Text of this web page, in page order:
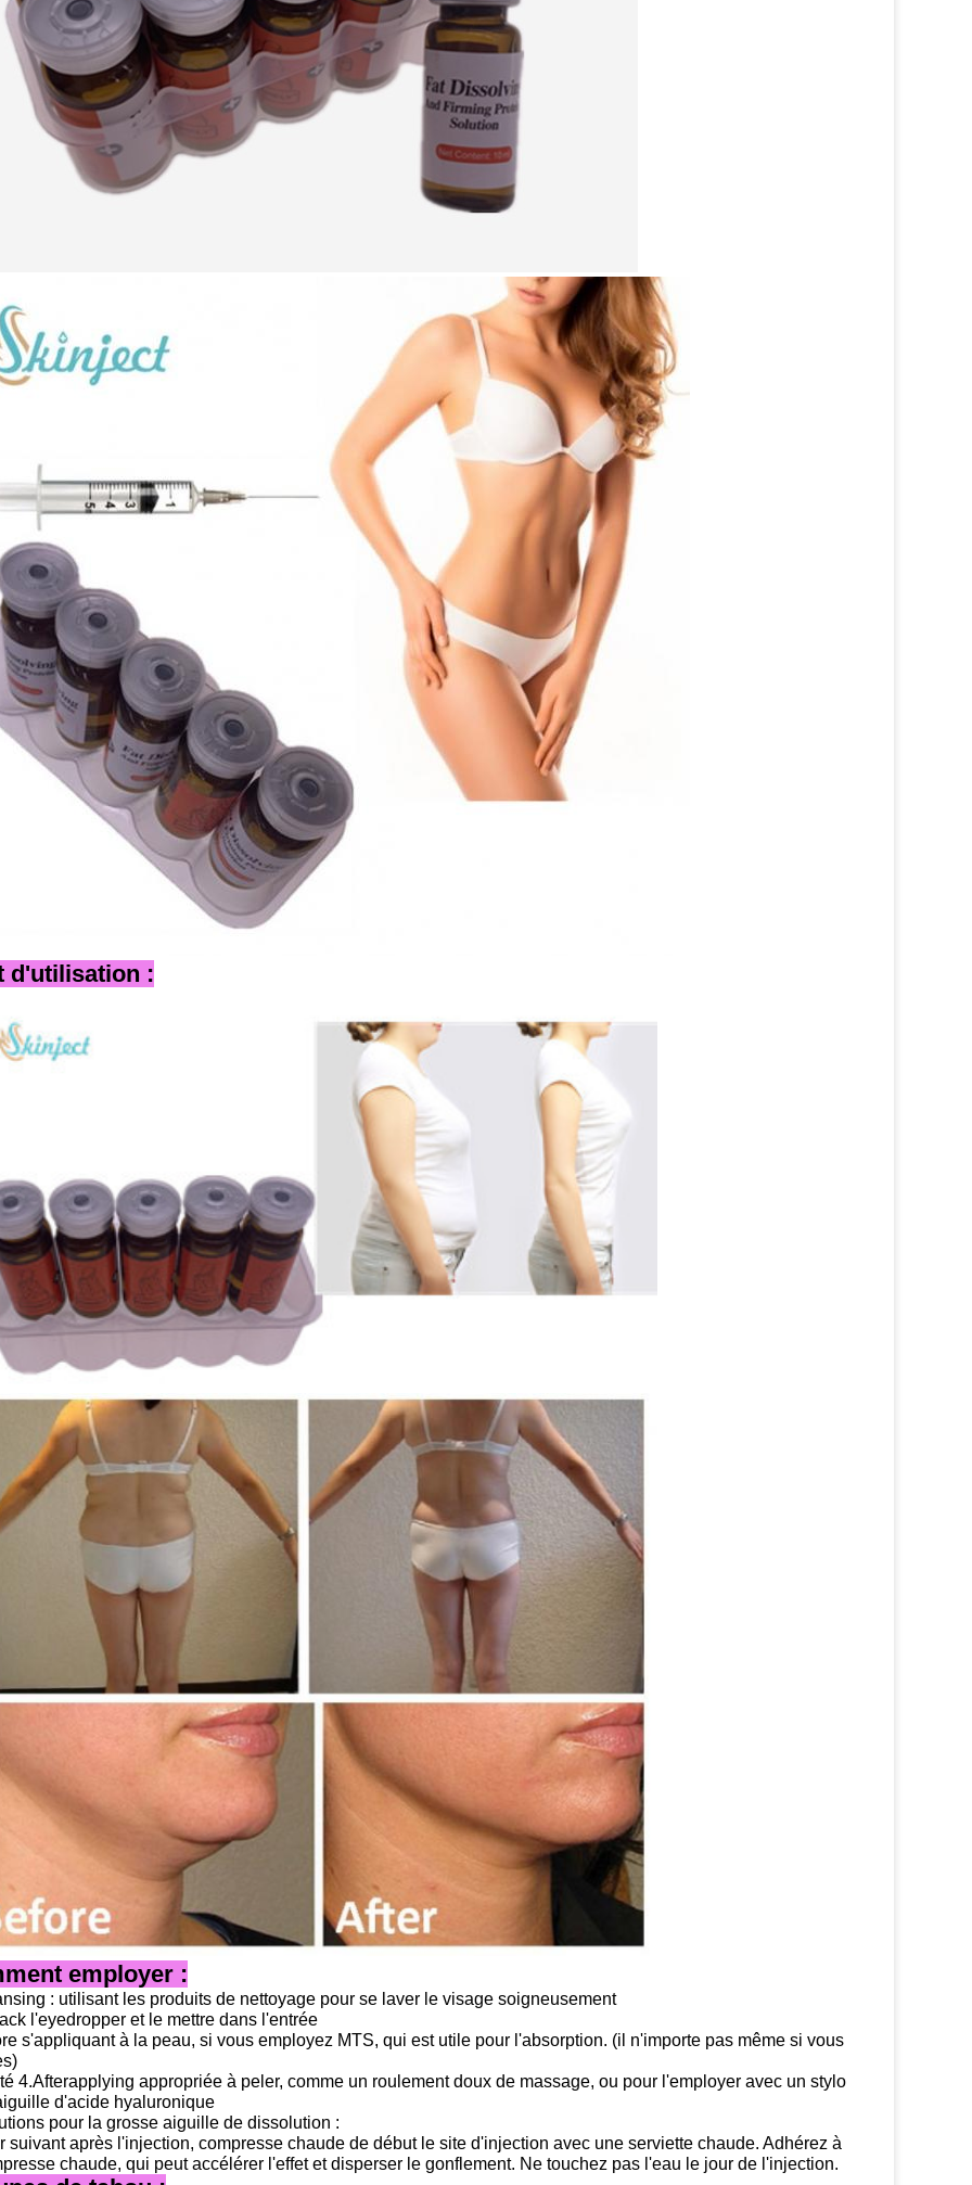
d'utilisation :
employer :
: utilisant les produits de nettoyage pour se laver le visage soigneusement
l'eyedropper et le mettre dans l'entrée
s'appliquant à la peau, si vous employez MTS, qui est utile pour l'absorption. (il n'importe pas même si vous
4.Afterapplying appropriée à peler, comme un roulement doux de massage, ou pour l'employer avec un stylo
d'acide hyaluronique
pour la grosse aiguille de dissolution :
suivant après l'injection, compresse chaude de début le site d'injection avec une serviette chaude. Adhérez à
chaude, qui peut accélérer l'effet et disperser le gonflement. Ne touchez pas l'eau le jour de l'injection.